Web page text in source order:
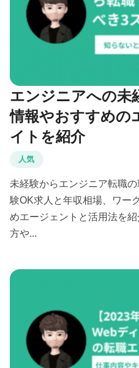
エンジニアへの未
情報やおすすめの
イトを紹介
人気
未経験からエンジニア転職
験OK求人と年収相場、ワー
めエージェントと活用法を
方や...